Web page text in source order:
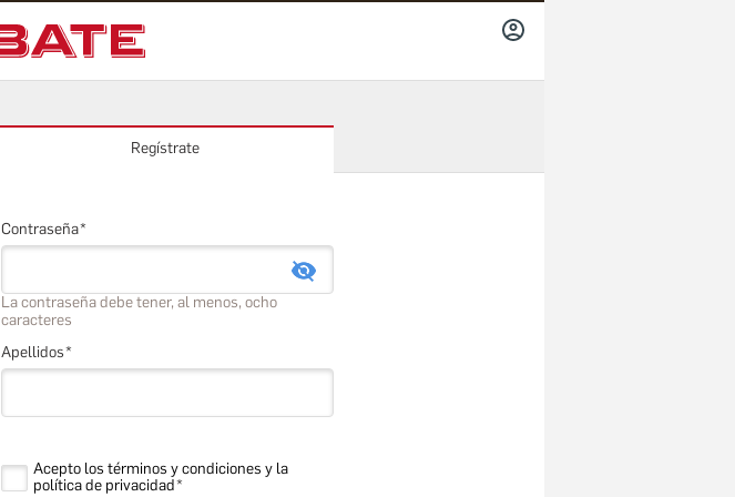
Regístrate
Contraseña
La contraseña debe tener, al menos, ocho
caracteres
Apellidos
Acepto los términos y condiciones y la
política de privacidad